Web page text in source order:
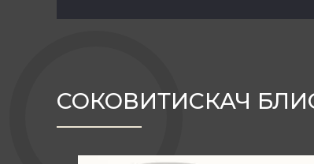
СОКОВИТИСКАЧ